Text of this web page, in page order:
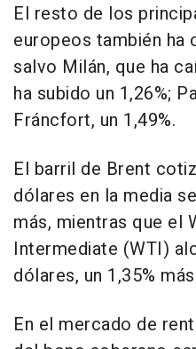
El resto de los
europeos también ha
salvo Milán, que ha
ha subido un 1,26%;
Fráncfort, un 1,49%.
El barril de Brent
dólares en la media
más, mientras que el
Intermediate (WTI)
dólares, un 1,35%
En el mercado de